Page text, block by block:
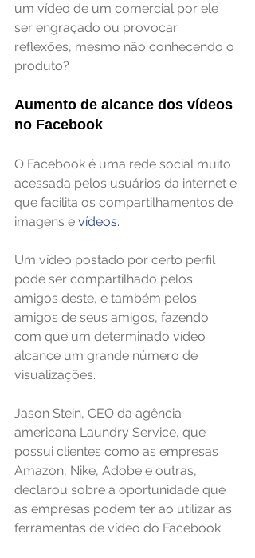
um vídeo de um comercial por ele
ser engraçado ou provocar
reflexões, mesmo não conhecendo o
produto?
Aumento de alcance dos vídeos
no Facebook
O Facebook é uma rede social muito
acessada pelos usuários da internet e
que facilita os compartilhamentos de
imagens e vídeos.
Um vídeo postado por certo perfil
pode ser compartilhado pelos
amigos deste, e também pelos
amigos de seus amigos, fazendo
com que um determinado vídeo
alcance um grande número de
visualizações.
Jason Stein, CEO da agência
americana Laundry Service, que
possui clientes como as empresas
Amazon, Nike, Adobe e outras,
declarou sobre a oportunidade que
as empresas podem ter ao utilizar as
ferramentas de vídeo do Facebook: